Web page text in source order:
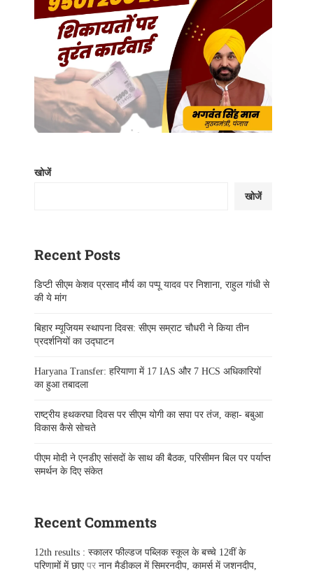
खोजें
खोजें
Recent Posts
डिप्टी सीएम केशव प्रसाद मौर्य का पप्पू यादव पर निशाना, राहुल गांधी से
की ये मांग
बिहार म्यूजियम स्थापना दिवस: सीएम सम्राट चौधरी ने किया तीन
प्रदर्शनियों का उद्घाटन
Haryana Transfer: हरियाणा में 17 IAS और 7 HCS अधिकारियों
का हुआ तबादला
राष्ट्रीय हथकरघा दिवस पर सीएम योगी का सपा पर तंज, कहा- बबुआ
विकास कैसे सोचते
पीएम मोदी ने एनडीए सांसदों के साथ की बैठक, परिसीमन बिल पर पर्याप्त
समर्थन के दिए संकेत
Recent Comments
12th results : स्कालर फील्डज पब्लिक स्कूल के बच्चे 12वीं के
परिणामों में छाएपर नान मैडीकल में सिमरनदीप, कामर्स में जशनदीप,